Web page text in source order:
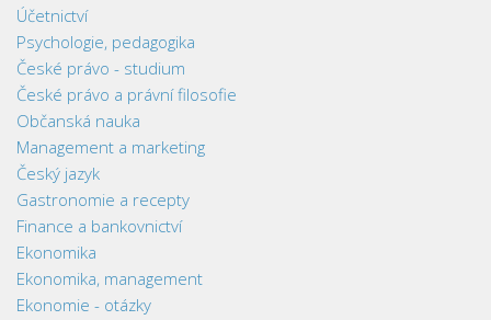
Účetnictví
Psychologie, pedagogika
České právo - studium
České právo a právní filosofie
Občanská nauka
Management a marketing
Český jazyk
Gastronomie a recepty
Finance a bankovnictví
Ekonomika
Ekonomika, management
Ekonomie - otázky